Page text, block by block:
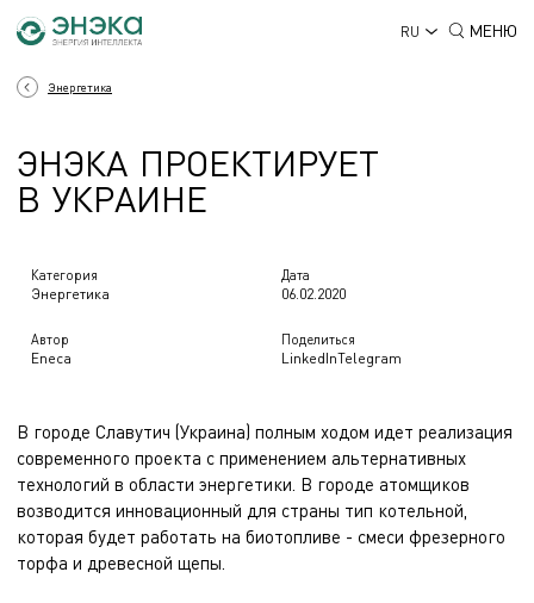
RU МЕНЮ
Энергетика
ЭНЭКА ПРОЕКТИРУЕТ В
ЭНЭКА ПРОЕКТИРУЕТ
В УКРАИНЕ
Категория
Энергетика
Дата
06.02.2020
Автор
Eneca
Поделиться
LinkedInTelegram
В городе Славутич (Украина) полным ходом идет реализация
современного проекта с применением альтернативных
технологий в области энергетики. В городе атомщиков
возводится инновационный для страны тип котельной,
которая будет работать на биотопливе - смеси фрезерного
торфа и древесной щепы.